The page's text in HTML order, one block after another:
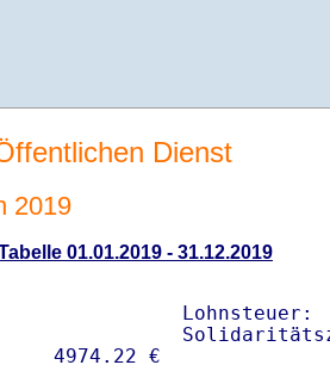
Dienst
2019
01.01.2019 - 31.12.2019